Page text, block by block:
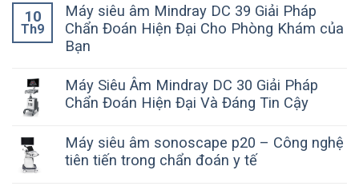
10
Th9
Máy siêu âm Mindray DC 39 Giải Pháp
Chẩn Đoán Hiện Đại Cho Phòng Khám của
Bạn
Máy Siêu Âm Mindray DC 30 Giải Pháp
Chẩn Đoán Hiện Đại Và Đáng Tin Cậy
Máy siêu âm sonoscape p20 – Công nghệ
tiên tiến trong chẩn đoán y tế